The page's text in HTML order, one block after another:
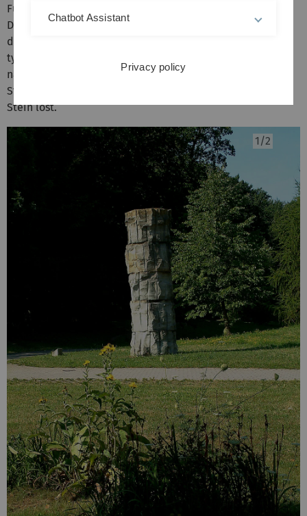
Fünf aufeinander gesetzte runde Blöcke aus Anröchter
Dolomit bilden die beinahe vier Meter hohe grüne Säule,
die 1986 entstanden ist. Statuarik und Dimension sind
typisch für die interessantesten Arbeiten Alf Setzers. Die
nahezu senkrechten, reliefbildenden Rillen rühren vom
Steinbohrer, mit dem sich die gedachte Form aus dem
Stein löst.
Chatbot Assistant
Privacy policy